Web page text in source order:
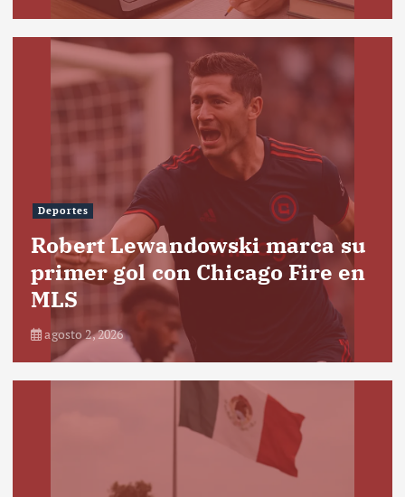
Deportes
Robert Lewandowski marca su
primer gol con Chicago Fire en
MLS
agosto 2, 2026